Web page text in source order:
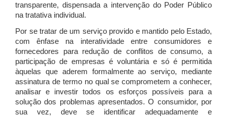
transparente, dispensada a intervenção do Poder Público
na tratativa individual.
Por se tratar de um serviço provido e mantido pelo Estado,
com ênfase na interatividade entre consumidores e
fornecedores para redução de conflitos de consumo, a
participação de empresas é voluntária e só é permitida
àquelas que aderem formalmente ao serviço, mediante
assinatura de termo no qual se comprometem a conhecer,
analisar e investir todos os esforços possíveis para a
solução dos problemas apresentados. O consumidor, por
sua vez, deve se identificar adequadamente e